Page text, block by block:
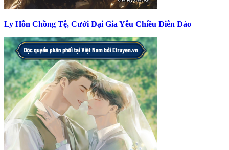
Ly Hôn Chồng Tệ, Cưới Đại Gia Yêu Chiều Điên Đảo